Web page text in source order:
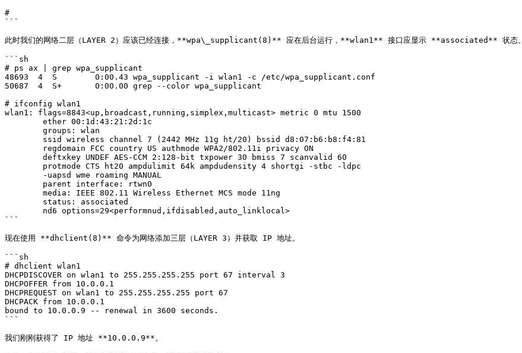
#
```
此时我们的网络二层（LAYER 2）应该已经连接，**wpa\_supplicant(8)** 应在后台运行，**wlan1** 接口应显示 **associated** 状态。
```sh
# ps ax | grep wpa_supplicant
48693  4  S        0:00.43 wpa_supplicant -i wlan1 -c /etc/wpa_supplicant.conf
50687  4  S+       0:00.00 grep --color wpa_supplicant
# ifconfig wlan1
wlan1: flags=8843<up,broadcast,running,simplex,multicast> metric 0 mtu 1500
```
现在使用 **dhclient(8)** 命令为网络添加三层（LAYER 3）并获取 IP 地址。
```sh
# dhclient wlan1
DHCPDISCOVER on wlan1 to 255.255.255.255 port 67 interval 3
DHCPOFFER from 10.0.0.1
DHCPREQUEST on wlan1 to 255.255.255.255 port 67
DHCPACK from 10.0.0.1
bound to 10.0.0.9 -- renewal in 3600 seconds.
```
我们刚刚获得了 IP 地址 **10.0.0.9**。